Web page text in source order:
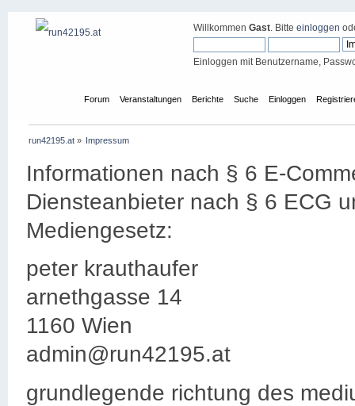
Willkommen Gast. Bitte einloggen
Einloggen mit Benutzername,
Forum Veranstaltungen Berichte Suche Einloggen
run42195.at » Impressum
Informationen nach § 6 E-
Diensteanbieter nach § 6 ECG
Mediengesetz:
peter krauthaufer
arnethgasse 14
1160 Wien
admin@run42195.at
grundlegende richtung des